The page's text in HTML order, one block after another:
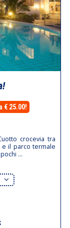
€ 25.00!
crocevia tra
e il parco termale
...